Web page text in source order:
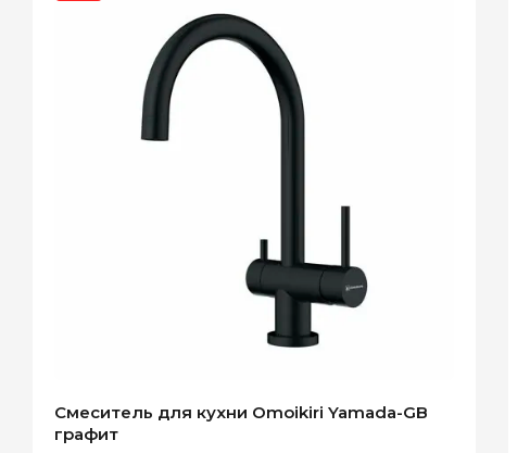
Смеситель для кухни Omoikiri Yamada-GB
графит